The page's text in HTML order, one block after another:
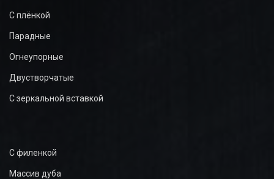
С плёнкой
Парадные
Огнеупорные
Двустворчатые
С зеркальной вставкой
С филенкой
Массив дуба